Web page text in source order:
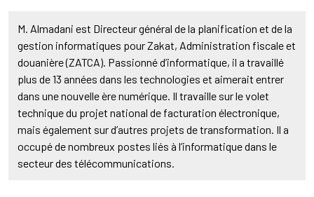
M. Almadani est Directeur général de la planification et de la
gestion informatiques pour Zakat, Administration fiscale et
douanière (ZATCA). Passionné d’informatique, il a travaillé
plus de 13 années dans les technologies et aimerait entrer
dans une nouvelle ère numérique. Il travaille sur le volet
technique du projet national de facturation électronique,
mais également sur d’autres projets de transformation. Il a
occupé de nombreux postes liés à l’informatique dans le
secteur des télécommunications.